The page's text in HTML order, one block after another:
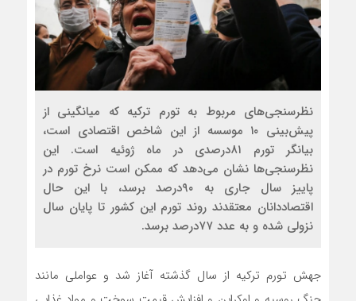
نظرسنجی‌های مربوط به تورم ترکیه که میانگینی از
پیش‌‌بینی ۱۰ موسسه از این شاخص اقتصادی است،
بیانگر تورم ۸۱درصدی در ماه ژوئیه است. این
نظرسنجی‌ها نشان می‌دهد که ممکن است نرخ تورم در
پاییز سال جاری به ۹۰درصد برسد، با این حال
اقتصاددانان معتقدند روند تورم این کشور تا پایان سال
نزولی شده و به عدد ۷۷درصد برسد.
جهش تورم ترکیه از سال گذشته آغاز شد و عواملی مانند